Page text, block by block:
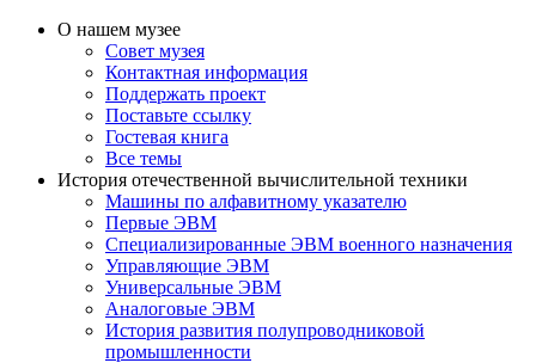
О нашем музее
Совет музея
Контактная информация
Поддержать проект
Поставьте ссылку
Гостевая книга
Все темы
История отечественной вычислительной техники
Машины по алфавитному указателю
Первые ЭВМ
Специализированные ЭВМ военного назначения
Управляющие ЭВМ
Универсальные ЭВМ
Аналоговые ЭВМ
История развития полупроводниковой
промышленности